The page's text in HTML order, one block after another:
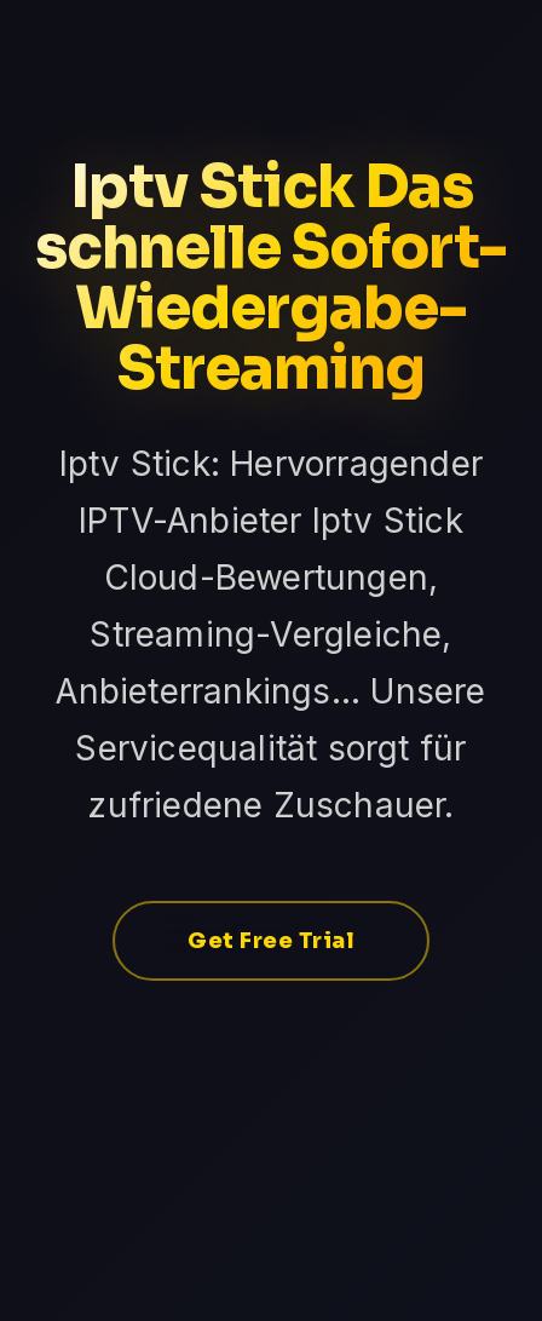
Iptv Stick Das
schnelle Sofort-
Wiedergabe-
Streaming
Iptv Stick: Hervorragender
IPTV-Anbieter Iptv Stick
Cloud-Bewertungen,
Streaming-Vergleiche,
Anbieterrankings... Unsere
Servicequalität sorgt für
zufriedene Zuschauer.
Get Free Trial